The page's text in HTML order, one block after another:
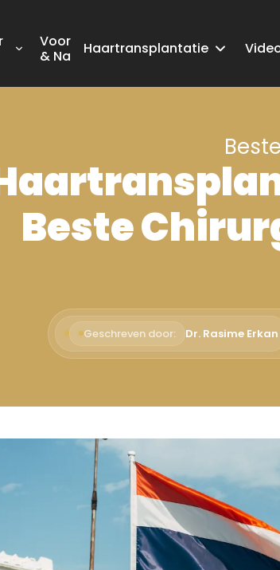
Voor
& Na
Haartransplantatie
Beste
Geschreven door: Dr. Rasime Erkan